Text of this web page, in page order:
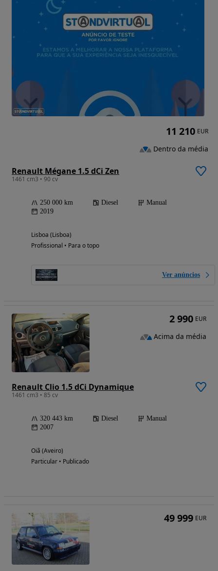
Renault Mégane 1.5 dCi Zen
1461 cm3 • 90 cv
250 000 km Diesel
Manual
2019
Lisboa (Lisboa)
Profissional • Para o topo
Ver anúncios
11 210 EUR
Dentro da média
Renault Clio 1.5 dCi Dynamique
1461 cm3 • 85 cv
320 443 km Diesel
Manual
2007
Oiã (Aveiro)
Particular • Publicado
2 990 EUR
Acima da média
49 999 EUR